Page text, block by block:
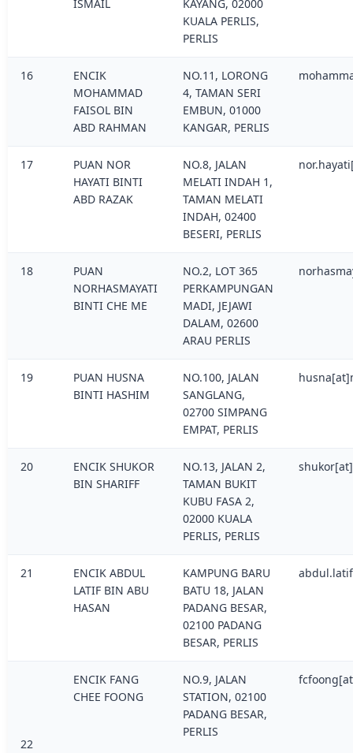
ISMAIL
KAYANG, 02000
KUALA PERLIS,
PERLIS
16
ENCIK
MOHAMMAD
FAISOL BIN
ABD RAHMAN
NO.11, LORONG
4, TAMAN SERI
EMBUN, 01000
KANGAR, PERLIS
17
PUAN NOR
HAYATI BINTI
ABD RAZAK
NO.8, JALAN
MELATI INDAH 1,
TAMAN MELATI
INDAH, 02400
BESERI, PERLIS
18
PUAN
NORHASMAYATI
BINTI CHE ME
NO.2, LOT 365
PERKAMPUNGAN
MADI, JEJAWI
DALAM, 02600
ARAU PERLIS
19
PUAN HUSNA
BINTI HASHIM
NO.100, JALAN
SANGLANG,
02700 SIMPANG
EMPAT, PERLIS
20
ENCIK SHUKOR
BIN SHARIFF
NO.13, JALAN 2,
TAMAN BUKIT
KUBU FASA 2,
02000 KUALA
PERLIS, PERLIS
21
ENCIK ABDUL
LATIF BIN ABU
HASAN
KAMPUNG BARU
BATU 18, JALAN
PADANG BESAR,
02100 PADANG
BESAR, PERLIS
22
ENCIK FANG
CHEE FOONG
NO.9, JALAN
STATION, 02100
PADANG BESAR,
PERLIS